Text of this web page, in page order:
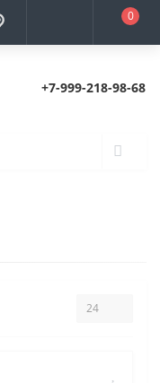
0
+7-999-218-98-68